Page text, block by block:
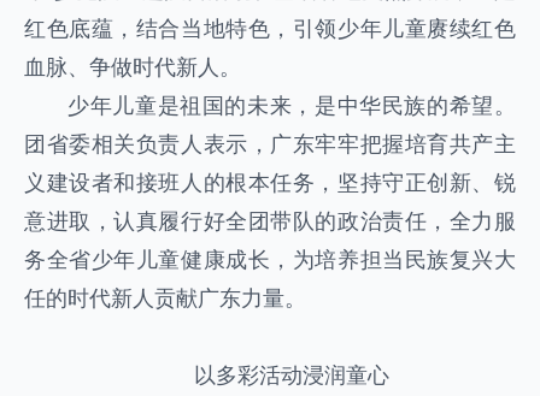
红色底蕴，结合当地特色，引领少年儿童赓续红色
血脉、争做时代新人。
少年儿童是祖国的未来，是中华民族的希望。
团省委相关负责人表示，广东牢牢把握培育共产主
义建设者和接班人的根本任务，坚持守正创新、锐
意进取，认真履行好全团带队的政治责任，全力服
务全省少年儿童健康成长，为培养担当民族复兴大
任的时代新人贡献广东力量。
以多彩活动浸润童心